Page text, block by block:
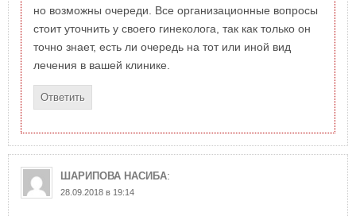
но возможны очереди. Все организационные вопросы
стоит уточнить у своего гинеколога, так как только он
точно знает, есть ли очередь на тот или иной вид
лечения в вашей клинике.
Ответить
ШАРИПОВА НАСИБА:
28.09.2018 в 19:14